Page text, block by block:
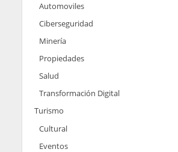
Automoviles
Ciberseguridad
Minería
Propiedades
Salud
Transformación Digital
Turismo
Cultural
Eventos